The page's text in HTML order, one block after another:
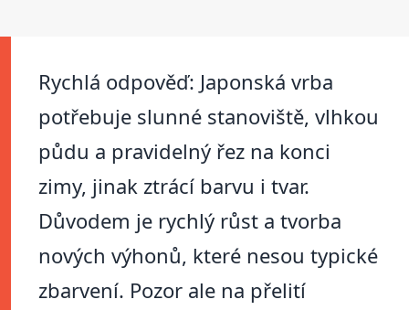
Rychlá odpověď: Japonská vrba
potřebuje slunné stanoviště, vlhkou
půdu a pravidelný řez na konci
zimy, jinak ztrácí barvu i tvar.
Důvodem je rychlý růst a tvorba
nových výhonů, které nesou typické
zbarvení. Pozor ale na přelití